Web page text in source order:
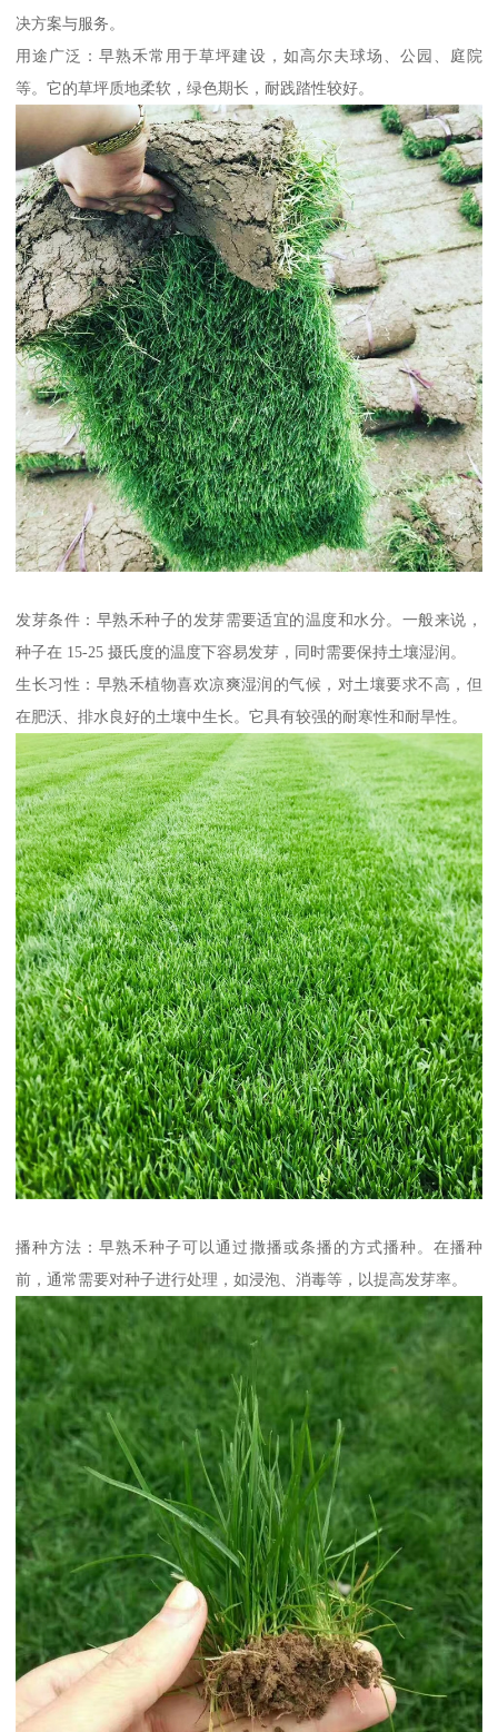
决方案与服务。
用途广泛：早熟禾常用于草坪建设，如高尔夫球场、公园、庭院
等。它的草坪质地柔软，绿色期长，耐践踏性较好。
发芽条件：早熟禾种子的发芽需要适宜的温度和水分。一般来说，
种子在 15-25 摄氏度的温度下容易发芽，同时需要保持土壤湿润。
生长习性：早熟禾植物喜欢凉爽湿润的气候，对土壤要求不高，但
在肥沃、排水良好的土壤中生长。它具有较强的耐寒性和耐旱性。
播种方法：早熟禾种子可以通过撒播或条播的方式播种。在播种
前，通常需要对种子进行处理，如浸泡、消毒等，以提高发芽率。